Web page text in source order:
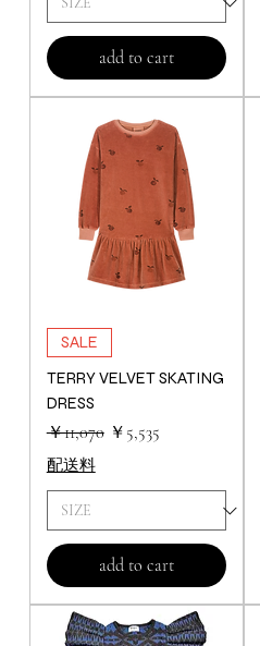
add to cart
SALE
TERRY VELVET SKATING
DRESS
通常価格
￥11,070 セール価格
￥5,535
配送料
add to cart